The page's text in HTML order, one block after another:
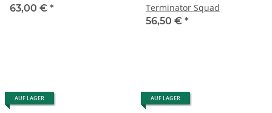
63,00 € *
Terminator Squad
56,50 € *
AUF LAGER AUF LAGER